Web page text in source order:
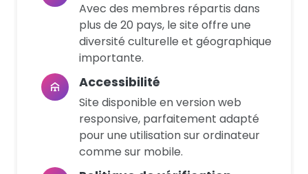
Avec des membres répartis dans
plus de 20 pays, le site offre une
diversité culturelle et géographique
importante.
Accessibilité
Site disponible en version web
responsive, parfaitement adapté
pour une utilisation sur ordinateur
comme sur mobile.